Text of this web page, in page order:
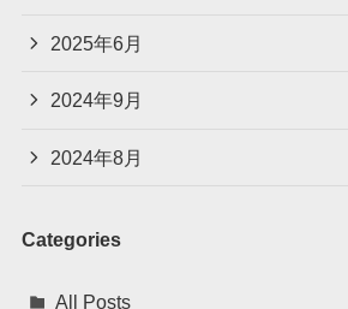
2025年6月
2024年9月
2024年8月
Categories
All Posts